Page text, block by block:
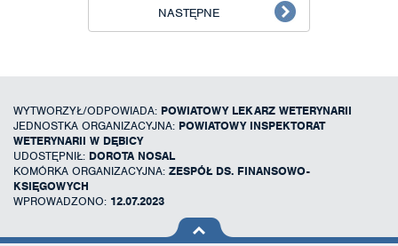
NASTĘPNE
WYTWORZYŁ/ODPOWIADA: POWIATOWY LEKARZ WETERYNARII
JEDNOSTKA ORGANIZACYJNA: POWIATOWY INSPEKTORAT
WETERYNARII W DĘBICY
UDOSTĘPNIŁ: DOROTA NOSAL
KOMÓRKA ORGANIZACYJNA: ZESPÓŁ DS. FINANSOWO-
KSIĘGOWYCH
WPROWADZONO: 12.07.2023
na górę